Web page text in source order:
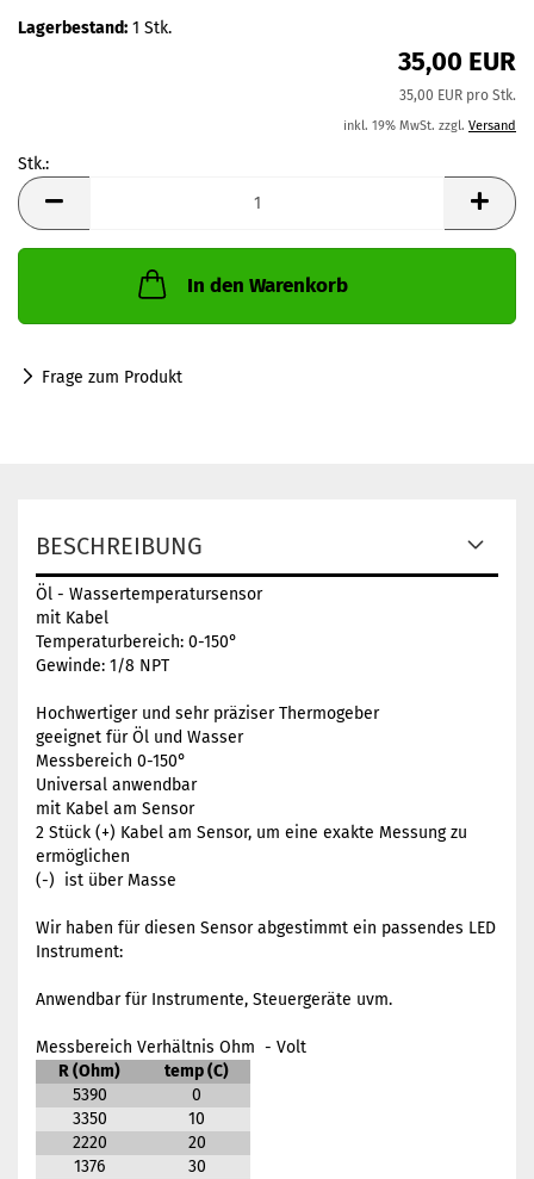
Lagerbestand: 1 Stk.
35,00 EUR
35,00 EUR pro Stk.
inkl. 19% MwSt. zzgl. Versand
Stk.:
Stk.
In den Warenkorb
Frage zum Produkt
BESCHREIBUNG
Öl - Wassertemperatursensor
mit Kabel
Temperaturbereich: 0-150°
Gewinde: 1/8 NPT
Hochwertiger und sehr präziser Thermogeber
geeignet für Öl und Wasser
Messbereich 0-150°
Universal anwendbar
mit Kabel am Sensor
2 Stück (+) Kabel am Sensor, um eine exakte Messung zu
ermöglichen
(-) ist über Masse
Wir haben für diesen Sensor abgestimmt ein passendes LED
Instrument:
Anwendbar für Instrumente, Steuergeräte uvm.
Messbereich Verhältnis Ohm - Volt
R (Ohm)
temp (C)
5390
0
3350
10
2220
20
1376
30